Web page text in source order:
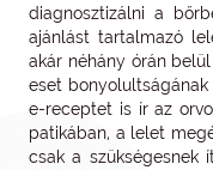
diagnosztizálni a
ajánlást tartalmazó
akár néhány órán
eset
e-receptet is ír az
patikában, a lelet
csak a szükségesnek